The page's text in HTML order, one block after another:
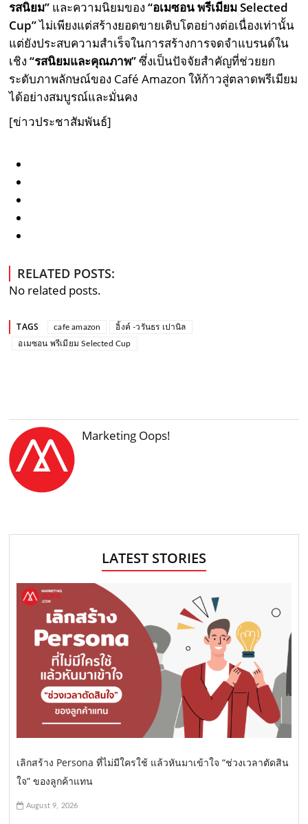
รสนิยม” และความนิยมของ“อเมซอน พรีเมียมSelected
Cup”ไม่เพียงแต่สร้างยอดขายเติบโตอย่างต่อเนื่องเท่านั้น
แต่ยังประสบความสำเร็จในการสร้างการจดจำแบรนด์ใน
เชิง“รสนิยมและคุณภาพ”ซึ่งเป็นปัจจัยสำคัญที่ช่วยยก
ระดับภาพลักษณ์ของ Café Amazon ให้ก้าวสู่ตลาดพรีเมียม
ได้อย่างสมบูรณ์และมั่นคง
[ข่าวประชาสัมพันธ์]
RELATED POSTS:
No related posts.
TAGS cafe amazon
อิ้งค์ -วรันธร เปานิล
อเมซอน พรีเมียม Selected Cup
Marketing Oops!
LATEST STORIES
เลิกสร้าง Persona ที่ไม่มีใครใช้ แล้วหันมาเข้าใจ “ช่วงเวลาตัดสิน
ใจ” ของลูกค้าแทน
August 9, 2026